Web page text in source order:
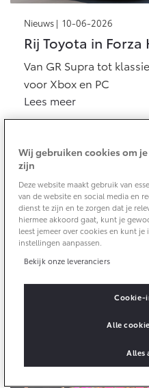
Aircoservice
Vakantiecheck
Hybride
Toyota handleidingen
Toyota Service
Toyota Pechhulp
Schade & Glasherstel
Toyota fabrieksgarantie
10 jaar Toyota garantie
10 jaar batterijgarantie
Onderdelen & Accessoires
Banden
Contact en route
Nieuws | 10-06-2026
Rij Toyota in Forza
Van GR Supra tot
voor Xbox en PC
Lees meer
Nieuws | 29-04-2026
Special Olympics:
Een stadion vol
Wij gebruiken cookies om
zijn
Deze website maakt gebruik van
van de website en social media en
dienst te zijn en te zorgen dat je
hiermee akkoord gaat, kunt je
leest jemeer over cookies en kunt
instellingen aanpassen.
Bekijk onze leveranciers
Cookie-
Alles
Alle